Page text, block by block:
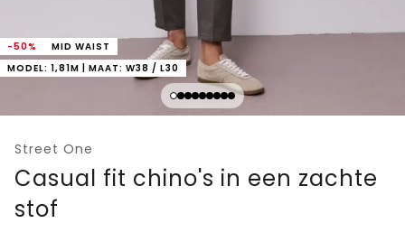
-50%
MID WAIST
MODEL: 1,81M | MAAT: W38 / L30
Street One
Casual fit chino's in een zachte
stof